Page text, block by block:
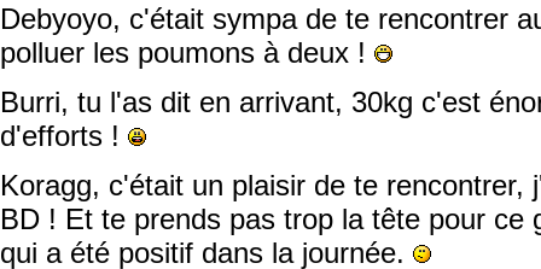
Debyoyo, c'était sympa de te rencontrer
polluer les poumons à deux !
Burri, tu l'as dit en arrivant, 30kg c'est
d'efforts !
Koragg, c'était un plaisir de te rencontrer,
BD ! Et te prends pas trop la tête pour ce
qui a été positif dans la journée.